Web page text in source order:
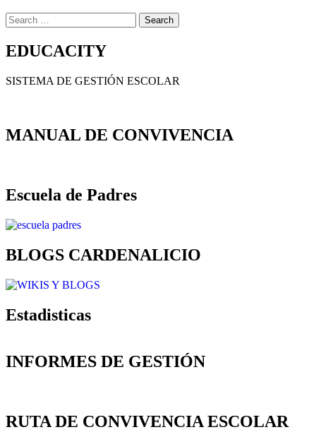
Search
for:
EDUCACITY
SISTEMA DE GESTIÓN ESCOLAR
MANUAL DE CONVIVENCIA
Escuela de Padres
BLOGS CARDENALICIO
Estadisticas
INFORMES DE GESTIÓN
RUTA DE CONVIVENCIA ESCOLAR